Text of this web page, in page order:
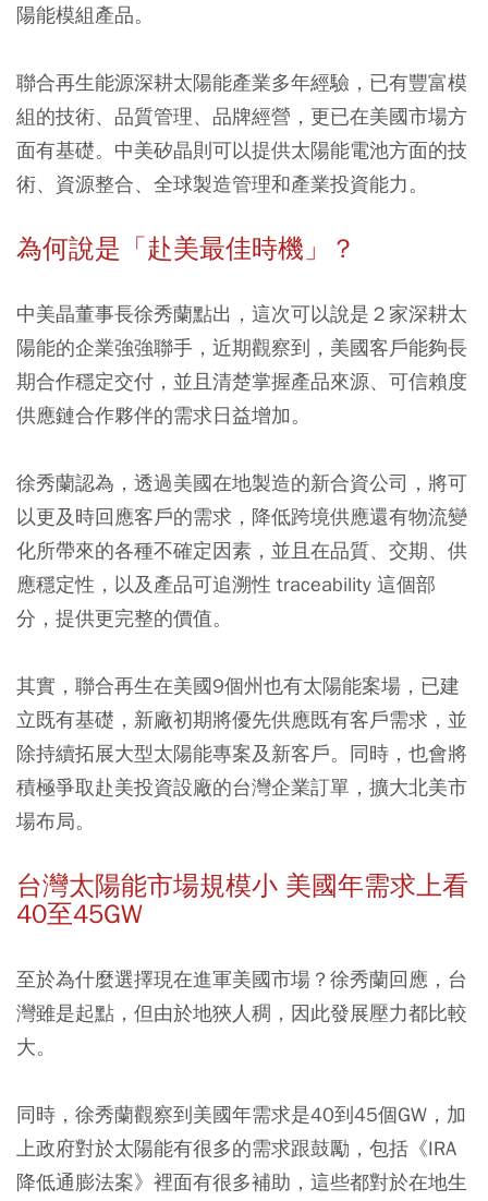
陽能模組產品。
聯合再生能源深耕太陽能產業多年經驗，已有豐富模
組的技術、品質管理、品牌經營，更已在美國市場方
面有基礎。中美矽晶則可以提供太陽能電池方面的技
術、資源整合、全球製造管理和產業投資能力。
為何說是「赴美最佳時機」？
中美晶董事長徐秀蘭點出，這次可以說是２家深耕太
陽能的企業強強聯手，近期觀察到，美國客戶能夠長
期合作穩定交付，並且清楚掌握產品來源、可信賴度
供應鏈合作夥伴的需求日益增加。
徐秀蘭認為，透過美國在地製造的新合資公司，將可
以更及時回應客戶的需求，降低跨境供應還有物流變
化所帶來的各種不確定因素，並且在品質、交期、供
應穩定性，以及產品可追溯性 traceability 這個部
分，提供更完整的價值。
其實，聯合再生在美國9個州也有太陽能案場，已建
立既有基礎，新廠初期將優先供應既有客戶需求，並
除持續拓展大型太陽能專案及新客戶。同時，也會將
積極爭取赴美投資設廠的台灣企業訂單，擴大北美市
場布局。
台灣太陽能市場規模小 美國年需求上看
40至45GW
至於為什麼選擇現在進軍美國市場？徐秀蘭回應，台
灣雖是起點，但由於地狹人稠，因此發展壓力都比較
大。
同時，徐秀蘭觀察到美國年需求是40到45個GW，加
上政府對於太陽能有很多的需求跟鼓勵，包括《IRA
降低通膨法案》裡面有很多補助，這些都對於在地生